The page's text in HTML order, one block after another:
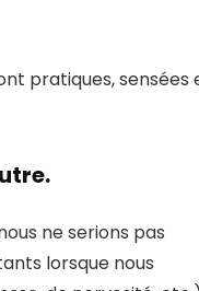
pratiques, sensées
ne serions pas
lorsque nous